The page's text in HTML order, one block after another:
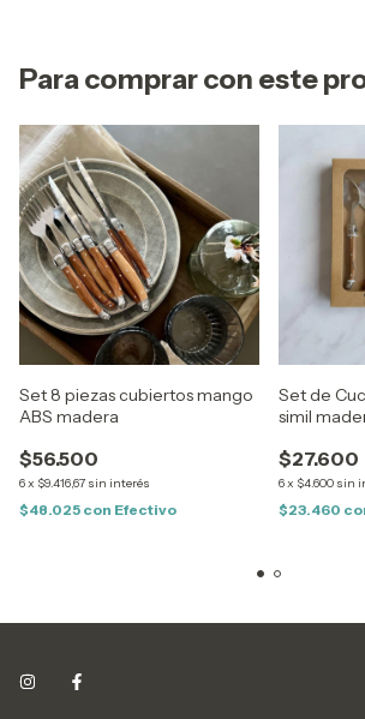
Para comprar con este
Set 8 piezas cubiertos mango
ABS madera
$56.500
6x $9.416,67 sin interés
$48.025 con Efectivo
Set de
simil
$27.600
6x $4.600 sin
$23.460